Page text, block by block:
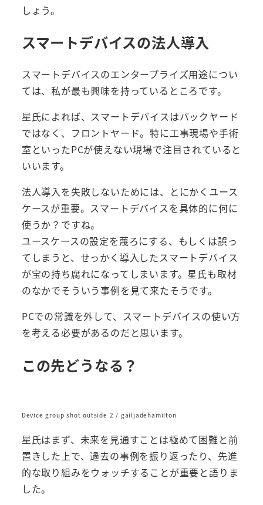
しょう。
スマートデバイスの法人導入
スマートデバイスのエンタープライズ用途につい
ては、私が最も興味を持っているところです。
星氏によれば、スマートデバイスはバックヤード
ではなく、フロントヤード。特に工事現場や手術
室といったPCが使えない現場で注目されていると
いいます。
法人導入を失敗しないためには、とにかくユース
ケースが重要。スマートデバイスを具体的に何に
使うか？ですね。
ユースケースの設定を蔑ろにする、もしくは誤っ
てしまうと、せっかく導入したスマートデバイス
が宝の持ち腐れになってしまいます。星氏も取材
のなかでそういう事例を見て来たそうです。
PCでの常識を外して、スマートデバイスの使い方
を考える必要があるのだと思います。
この先どうなる？
Device group shot outside 2 / gailjadehamilton
星氏はまず、未来を見通すことは極めて困難と前
置きした上で、過去の事例を振り返ったり、先進
的な取り組みをウォッチすることが重要と語りま
した。